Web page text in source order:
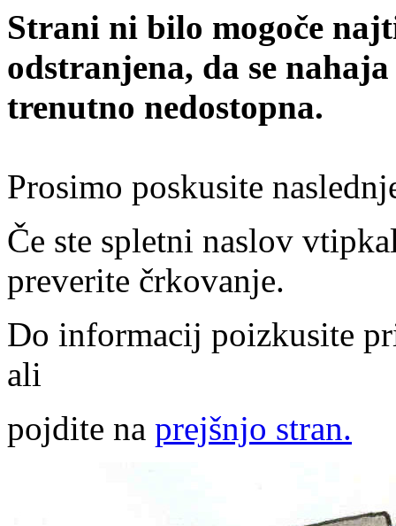
Strani ni bilo mogoče
odstranjena, da se
trenutno nedostopna.
Prosimo poskusite
Če ste spletni naslov
preverite črkovanje.
Do informacij poizkusite
ali
pojdite na prejšnjo stran.